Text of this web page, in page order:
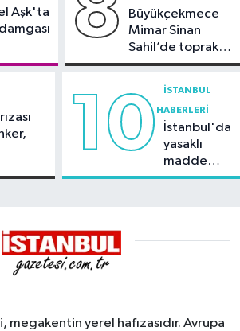
Aşk'ta
Büyükçekmece
Mimar Sinan
Sahil’de toprak
kayması
10 İSTANBUL
HABERLERI
İstanbul'da
yasaklı
madde
operasyonu
megakentin yerel hafızasıdır. Avrupa